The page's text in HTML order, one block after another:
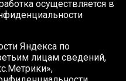
осуществляется в
Яндекса по
лицам сведений,